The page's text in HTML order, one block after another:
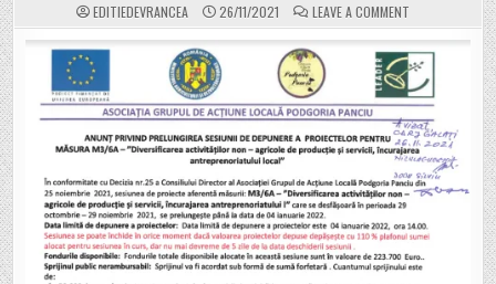
EDITIEDEVRANCEA 26/11/2021 LEAVE A COMMENTON
ANUNȚ
GAL
PODGORIA
PANCIU:
PRELUNGIREA
SESIUNII
DE
DEPUNERE
A
PROIECTELOR
PENTRU
MĂSURA
M3/6A